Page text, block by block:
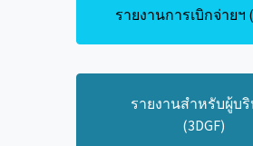
รายงานการเบิกจ่ายฯ
รายงานสำหรับผู้บ
(3DGF)